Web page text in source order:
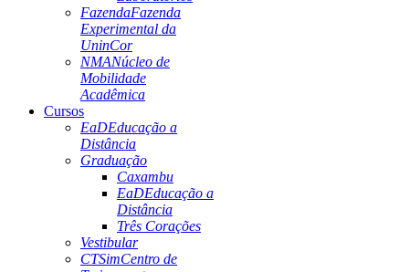
FazendaFazenda
Experimental da
UninCor
NMANúcleo de
Mobilidade
Acadêmica
Cursos
EaDEducação a
Distância
Graduação
Caxambu
EaDEducação a
Distância
Três Corações
Vestibular
CTSimCentro de